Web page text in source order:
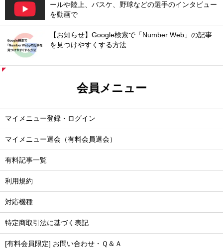
ールや陸上、バスケ、野球などの選手のインタビュー
を動画で
【お知らせ】Google検索で「Number Web」の記事
を見つけやすくする方法
会員メニュー
マイメニュー登録・ログイン
マイメニュー退会（有料会員退会）
有料記事一覧
利用規約
対応機種
特定商取引法に基づく表記
[有料会員限定] お問い合わせ・Ｑ＆Ａ